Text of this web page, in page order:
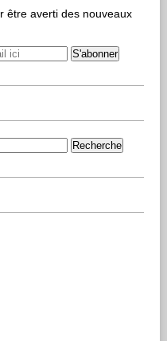
être averti des nouveaux